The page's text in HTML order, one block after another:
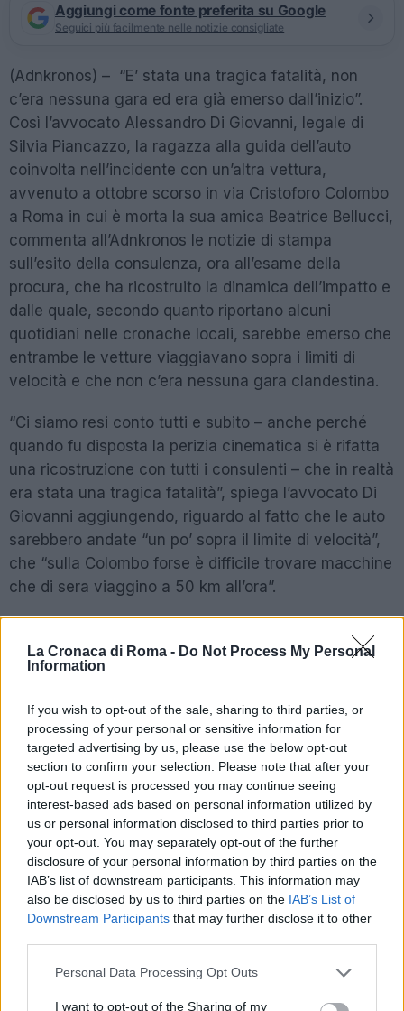
La Cronaca di Roma - Do Not Process My Personal
Information
If you wish to opt-out of the sale, sharing to third parties, or
processing of your personal or sensitive information for
targeted advertising by us, please use the below opt-out
section to confirm your selection. Please note that after your
opt-out request is processed you may continue seeing
interest-based ads based on personal information utilized by
us or personal information disclosed to third parties prior to
your opt-out. You may separately opt-out of the further
disclosure of your personal information by third parties on the
IAB’s list of downstream participants. This information may
also be disclosed by us to third parties on the IAB’s List of
Downstream Participants that may further disclose it to other
Please note that this website/app uses one or more Google
not limited to your visit or usage behaviour. You may click to
Personal Data Processing Opt Outs
I want to opt-out of the Sharing of my
Aggiungi come fonte preferita su Google
Seguici più facilmente nelle notizie consigliate
(Adnkronos) – “E’ stata una tragica fatalità, non
c’era nessuna gara ed era già emerso dall’inizio”.
Così l’avvocato Alessandro Di Giovanni, legale di
Silvia Piancazzo, la ragazza alla guida dell’auto
coinvolta nell’incidente con un’altra vettura,
avvenuto a ottobre scorso in via Cristoforo Colombo
a Roma in cui è morta la sua amica Beatrice Bellucci,
commenta all’Adnkronos le notizie di stampa
sull’esito della consulenza, ora all’esame della
procura, che ha ricostruito la dinamica dell’impatto e
dalle quale, secondo quanto riportano alcuni
quotidiani nelle cronache locali, sarebbe emerso che
entrambe le vetture viaggiavano sopra i limiti di
velocità e che non c’era nessuna gara clandestina.
“Ci siamo resi conto tutti e subito – anche perché
quando fu disposta la perizia cinematica si è rifatta
una ricostruzione con tutti i consulenti – che in realtà
era stata una tragica fatalità”, spiega l’avvocato Di
Giovanni aggiungendo, riguardo al fatto che le auto
sarebbero andate “un po’ sopra il limite di velocità”,
che “sulla Colombo forse è difficile trovare macchine
che di sera viaggino a 50 km all’ora”.
POTREBBE INTERESSARTI
Capitale ospiterà il villaggio
natalizio più grande d’Europa
4 anni fa
Alla Galleria Giovanni XXIII arriva
l’autovelox. Multe per chi supera
il limite. Dal 30 marzo
3 anni fa
“La causa scatenante è stata purtroppo l’invasione
di corsia da parte del ragazzo, ma è stata una
tragica fatalità, non stavano facendo rincorse l’uno
con l’altro; fortunatamente ci sono i video e si vede
chiaramente”, sottolinea il legale ricordando che la